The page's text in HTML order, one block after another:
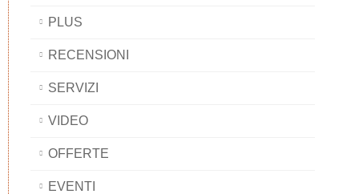
PLUS
RECENSIONI
SERVIZI
VIDEO
OFFERTE
EVENTI